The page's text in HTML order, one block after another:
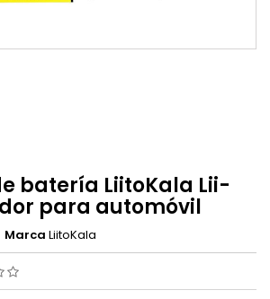
batería LiitoKala Lii-
para automóvil
Marca LiitoKala